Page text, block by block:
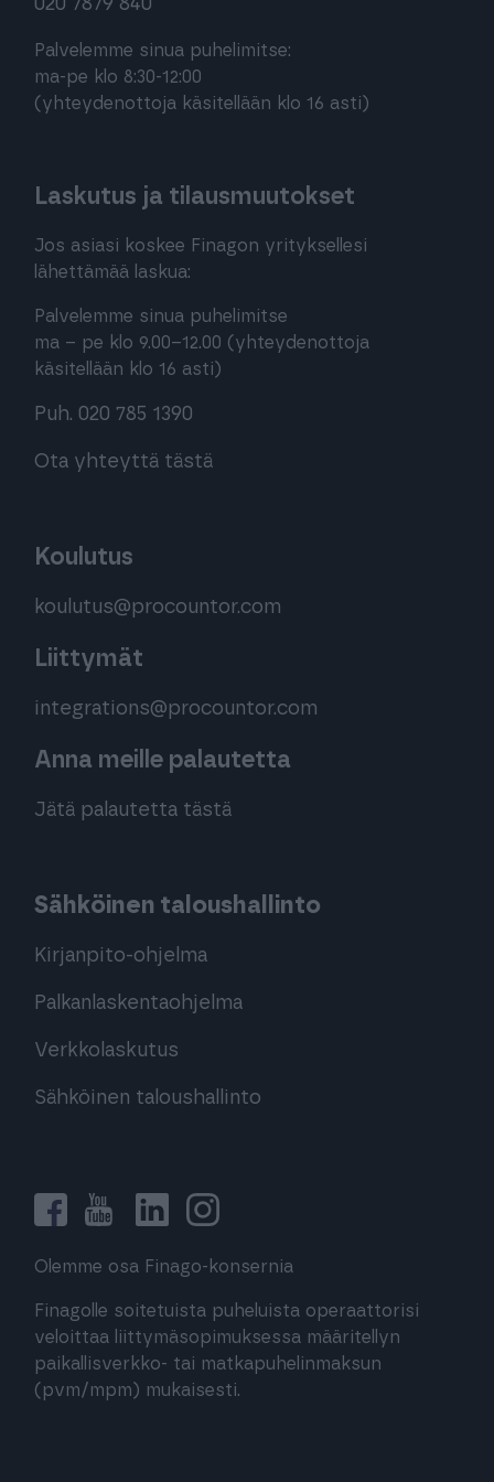
020 7879 840
Palvelemme sinua puhelimitse:
ma-pe klo 8:30-12:00
(yhteydenottoja käsitellään klo 16 asti)
Laskutus ja tilausmuutokset
Jos asiasi koskee Finagon yrityksellesi
lähettämää laskua:
Palvelemme sinua puhelimitse
ma – pe klo 9.00–12.00 (yhteydenottoja
käsitellään klo 16 asti)
Puh. 020 785 1390
Ota yhteyttä tästä
Koulutus
koulutus@procountor.com
Liittymät
integrations@procountor.com
Anna meille palautetta
Jätä palautetta tästä
Sähköinen taloushallinto
Kirjanpito-ohjelma
Palkanlaskentaohjelma
Verkkolaskutus
Sähköinen taloushallinto
Olemme osa Finago-konsernia
Finagolle soitetuista puheluista operaattorisi
veloittaa liittymäsopimuksessa määritellyn
paikallisverkko- tai matkapuhelinmaksun
(pvm/mpm) mukaisesti.